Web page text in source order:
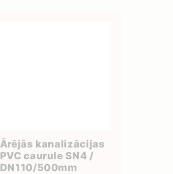
Ārējās kanalizācijas
PVC caurule SN4 /
DN110/500mm